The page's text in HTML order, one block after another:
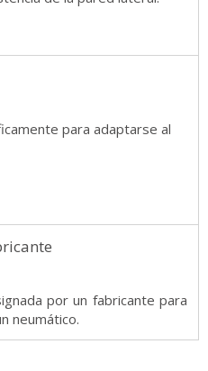
para adaptarse al
por un fabricante para
neumático.